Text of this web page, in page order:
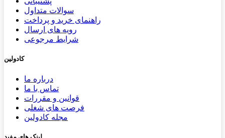
سوالات متداول
راهنمای خرید و پرداخت
رویه های ارسال
شرایط مرجوعی
کادولین
درباره ما
تماس با ما
قوانین و مقررات
فرصت های شغلی
مجله کادولین